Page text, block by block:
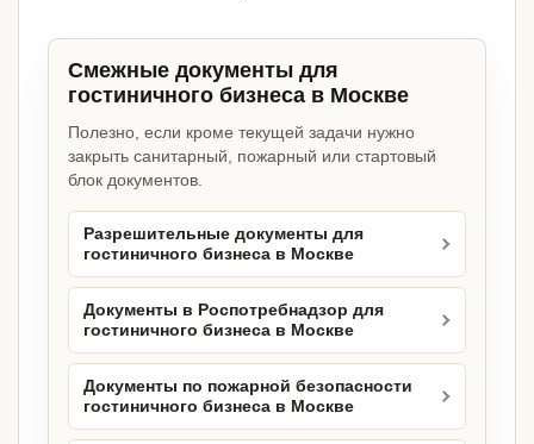
Смежные документы для
гостиничного бизнеса в Москве
Полезно, если кроме текущей задачи нужно
закрыть санитарный, пожарный или стартовый
блок документов.
Разрешительные документы для
гостиничного бизнеса в Москве
Документы в Роспотребнадзор для
гостиничного бизнеса в Москве
Документы по пожарной безопасности
гостиничного бизнеса в Москве